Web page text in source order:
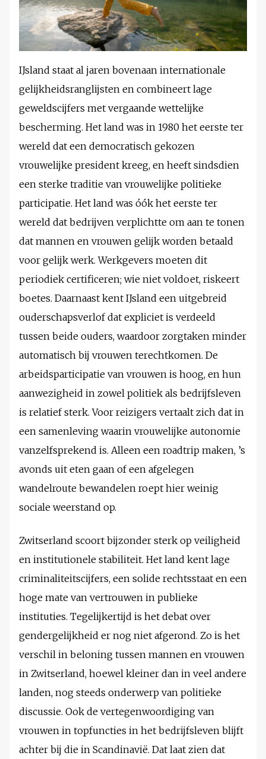
IJsland staat al jaren bovenaan internationale
gelijkheidsranglijsten en combineert lage
geweldscijfers met vergaande wettelijke
bescherming. Het land was in 1980 het eerste ter
wereld dat een democratisch gekozen
vrouwelijke president kreeg, en heeft sindsdien
een sterke traditie van vrouwelijke politieke
participatie. Het land was óók het eerste ter
wereld dat bedrijven verplichtte om aan te tonen
dat mannen en vrouwen gelijk worden betaald
voor gelijk werk. Werkgevers moeten dit
periodiek certificeren; wie niet voldoet, riskeert
boetes. Daarnaast kent IJsland een uitgebreid
ouderschapsverlof dat expliciet is verdeeld
tussen beide ouders, waardoor zorgtaken minder
automatisch bij vrouwen terechtkomen. De
arbeidsparticipatie van vrouwen is hoog, en hun
aanwezigheid in zowel politiek als bedrijfsleven
is relatief sterk. Voor reizigers vertaalt zich dat in
een samenleving waarin vrouwelijke autonomie
vanzelfsprekend is. Alleen een roadtrip maken, ’s
avonds uit eten gaan of een afgelegen
wandelroute bewandelen roept hier weinig
sociale weerstand op.
Zwitserland scoort bijzonder sterk op veiligheid
en institutionele stabiliteit. Het land kent lage
criminaliteitscijfers, een solide rechtsstaat en een
hoge mate van vertrouwen in publieke
instituties. Tegelijkertijd is het debat over
gendergelijkheid er nog niet afgerond. Zo is het
verschil in beloning tussen mannen en vrouwen
in Zwitserland, hoewel kleiner dan in veel andere
landen, nog steeds onderwerp van politieke
discussie. Ook de vertegenwoordiging van
vrouwen in topfuncties in het bedrijfsleven blijft
achter bij die in Scandinavië. Dat laat zien dat